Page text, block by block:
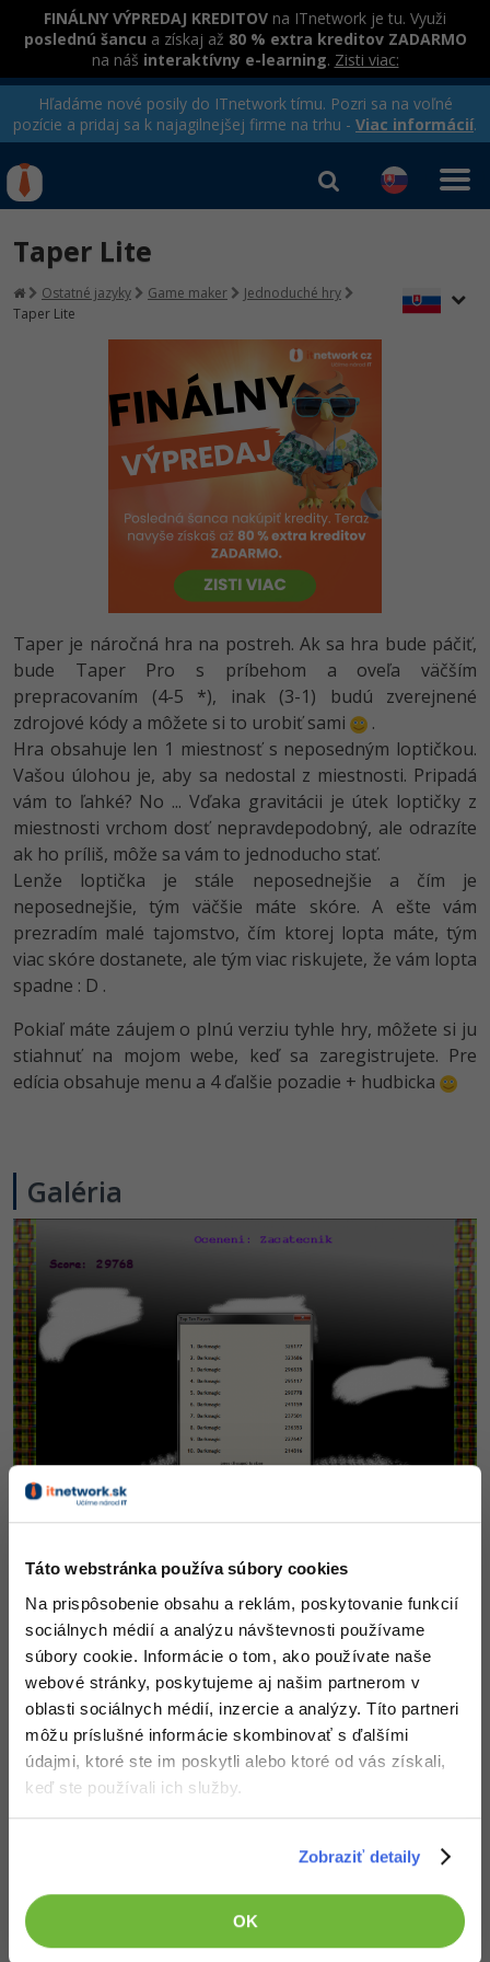
Táto webstránka používa súbory cookies
Na prispôsobenie obsahu a reklám, poskytovanie funkcií
sociálnych médií a analýzu návštevnosti používame
súbory cookie. Informácie o tom, ako používate naše
webové stránky, poskytujeme aj našim partnerom v
oblasti sociálnych médií, inzercie a analýzy. Títo partneri
môžu príslušné informácie skombinovať s ďalšími
údajmi, ktoré ste im poskytli alebo ktoré od vás získali,
keď ste používali ich služby.
Zobraziť detaily
OK
FINÁLNY VÝPREDAJ KREDITOV na ITnetwork je tu. Využi
poslednú šancu a získaj až 80 % extra kreditov ZADARMO
na náš interaktívny e-learning. Zisti viac:
Hľadáme nové posily do ITnetwork tímu. Pozri sa na voľné
pozície a pridaj sa k najagilnejšej firme na trhu - Viac informácií.
hradené úradom práce
IT e-learning
Java -80%
C# .NET -80%
Python -80%
-80%
C++ -80%
Swift -80%
Kotlin -80%
Céčko -80%
VB.NET
SQL
-80%
Algoritmy -41%
Umelá inteligencia -10%
Viac
Kurzy e-commerce
Testovanie softvéru
-30%
WordPress
SEO
Business
Copywriting -30%
MS Office -80%
Google Dokumenty
Kurzy dizajnu
-80%
Photoshop -80%
Adobe Illustrator
Adobe XD -15%
Adobe InDesign -25%
Adobe After Effects
Blender -80%
Inkscape
Príbehy absolventov
Blog
Médiá
Prihlásiť sa |Registrovať
Taper Lite
Ostatné jazyky Game maker
Jednoduché hry
Taper Lite
Taper je náročná hra na postreh. Ak sa hra bude páčiť,
bude Taper Pro s príbehom a oveľa väčším
prepracovaním (4-5 *), inak (3-1) budú zverejnené
zdrojové kódy a môžete si to urobiť sami
.
Hra obsahuje len 1 miestnosť s neposedným loptičkou.
Vašou úlohou je, aby sa nedostal z miestnosti. Pripadá
vám to ľahké? No ... Vďaka gravitácii je útek loptičky z
miestnosti vrchom dosť nepravdepodobný, ale odrazíte
ak ho príliš, môže sa vám to jednoducho stať.
Lenže loptička je stále neposednejšie a čím je
neposednejšie, tým väčšie máte skóre. A ešte vám
prezradím malé tajomstvo, čím ktorej lopta máte, tým
viac skóre dostanete, ale tým viac riskujete, že vám lopta
spadne : D .
Pokiaľ máte záujem o plnú verziu tyhle hry, môžete si ju
stiahnuť na mojom webe, keď sa zaregistrujete. Pre
edícia obsahuje menu a 4 ďalšie pozadie + hudbicka
Galéria
Stiahnuť taper - LITE EDITION.exe